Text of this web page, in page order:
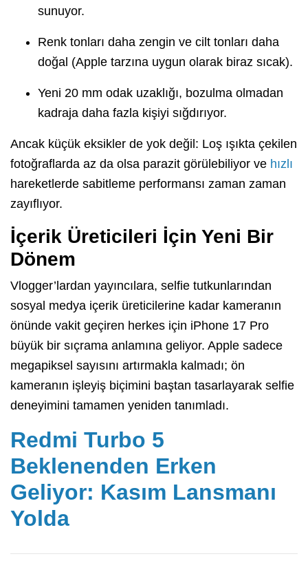
sunuyor.
Renk tonları daha zengin ve cilt tonları daha
doğal (Apple tarzına uygun olarak biraz sıcak).
Yeni 20 mm odak uzaklığı, bozulma olmadan
kadraja daha fazla kişiyi sığdırıyor.
Ancak küçük eksikler de yok değil: Loş ışıkta çekilen
fotoğraflarda az da olsa parazit görülebiliyor ve hızlı
hareketlerde sabitleme performansı zaman zaman
zayıflıyor.
İçerik Üreticileri İçin Yeni Bir
Dönem
Vlogger’lardan yayıncılara, selfie tutkunlarından
sosyal medya içerik üreticilerine kadar kameranın
önünde vakit geçiren herkes için iPhone 17 Pro
büyük bir sıçrama anlamına geliyor. Apple sadece
megapiksel sayısını artırmakla kalmadı; ön
kameranın işleyiş biçimini baştan tasarlayarak selfie
deneyimini tamamen yeniden tanımladı.
Redmi Turbo 5
Beklenenden Erken
Geliyor: Kasım Lansmanı
Yolda